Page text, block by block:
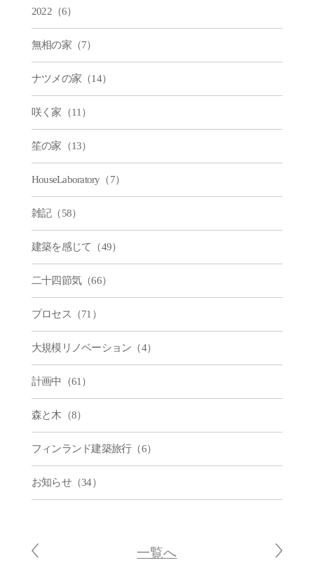
2022（6）
無相の家（7）
ナツメの家（14）
咲く家（11）
笙の家（13）
HouseLaboratory（7）
雑記（58）
建築を感じて（49）
二十四節気（66）
プロセス（71）
大規模リノベーション（4）
計画中（61）
森と木（8）
フィンランド建築旅行（6）
お知らせ（34）
一覧へ